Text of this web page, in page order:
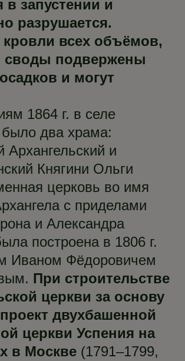
в запустении и
разрушается.
всех объёмов,
своды подвержены
и могут
1864 г. в селе
два храма:
Архангельский и
Княгини Ольги
церковь во имя
с приделами
и Александра
построена в 1806 г.
Иваном Фёдоровичем
При строительстве
церкви за основу
двухбашенной
церкви Успения на
в Москве (1791–1799,